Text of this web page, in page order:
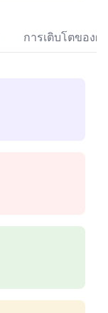
การเติบโตของผู้